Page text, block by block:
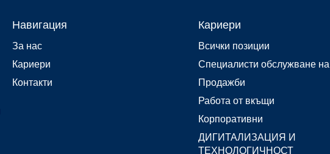
Навигация
За нас
Кариери
Контакти
Кариери
Всички позиции
Специалисти обслужване
Продажби
Работа от вкъщи
Корпоративни
ДИГИТАЛИЗАЦИЯ И
ТЕХНОЛОГИЧНОСТ